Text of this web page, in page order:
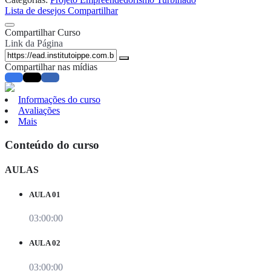
Lista de desejos Compartilhar
Compartilhar Curso
Link da Página
Compartilhar nas mídias
Informações do curso
Avaliações
Mais
Conteúdo do curso
AULAS
AULA 01
03:00:00
AULA 02
03:00:00